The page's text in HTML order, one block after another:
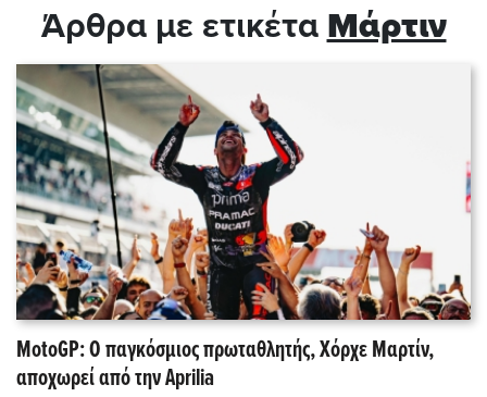
Άρθρα με ετικέτα Μάρτιν
MotoGP: Ο παγκόσμιος πρωταθλητής, Χόρχε Μαρτίν,
αποχωρεί από την Aprilia